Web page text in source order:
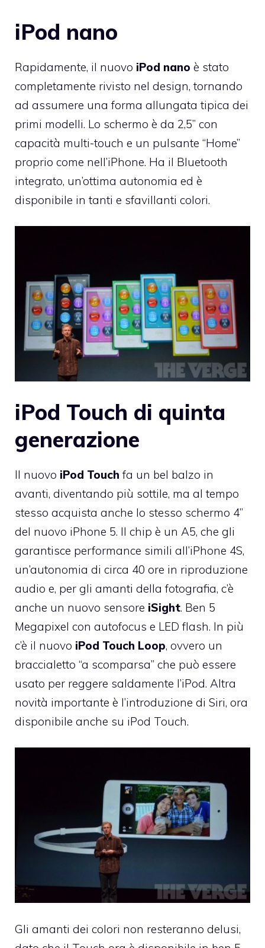
iPod nano
Rapidamente, il nuovo iPod nano è stato
completamente rivisto nel design, tornando
ad assumere una forma allungata tipica dei
primi modelli. Lo schermo è da 2,5” con
capacità multi-touch e un pulsante “Home”
proprio come nell’iPhone. Ha il Bluetooth
integrato, un’ottima autonomia ed è
disponibile in tanti e sfavillanti colori.
iPod Touch di quinta
generazione
Il nuovo iPod Touch fa un bel balzo in
avanti, diventando più sottile, ma al tempo
stesso acquista anche lo stesso schermo 4”
del nuovo iPhone 5. Il chip è un A5, che gli
garantisce performance simili all’iPhone 4S,
un’autonomia di circa 40 ore in riproduzione
audio e, per gli amanti della fotografia, c’è
anche un nuovo sensore iSight. Ben 5
Megapixel con autofocus e LED flash. In più
c’è il nuovo iPod Touch Loop, ovvero un
braccialetto “a scomparsa” che può essere
usato per reggere saldamente l’iPod. Altra
novità importante è l’introduzione di Siri, ora
disponibile anche su iPod Touch.
Gli amanti dei colori non resteranno delusi,